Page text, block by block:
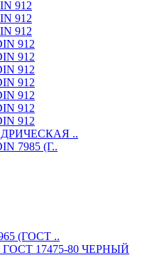
912
912
912
912
912
912
912
912
912
912
..
7985 (Г..
(ГОСТ ..
17475-80 ЧЕРНЫЙ